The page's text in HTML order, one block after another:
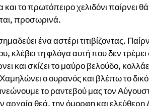
και το πρωτόπειρο χελιδόνι παίρνει
προσωρινά.
ένα αστέρι τιτιβίζοντας.
κλέβει τη φλόγα αυτή που δεν
και σκίζει το μαύρο βελούδο,
ο ουρανός και βλέπω το
το ραντεβού μας τον
αρχαία θεά, την όμορφη και ελεύθερη